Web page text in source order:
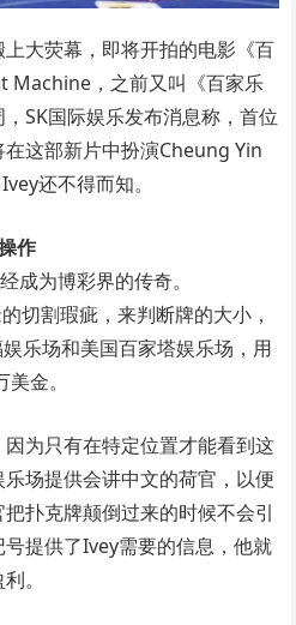
大荧幕，即将开拍的电影《百
Machine，之前又叫《百家乐
SK国际娱乐发布消息称，首位
这部新片中扮演Cheung Yin
还不得而知。
作
成为博彩界的传奇。
切割瑕疵，来判断牌的大小，
乐场和美国百家塔娱乐场，用
金。
为只有在特定位置才能看到这
场提供会讲中文的荷官，以便
扑克牌颠倒过来的时候不会引
提供了Ivey需要的信息，他就
。